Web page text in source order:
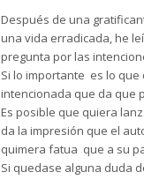
Después de una
una vida erradicada, he
pregunta por las
Si lo importante es lo que
intencionada que da que
Es posible que quiera
da la impresión que el
quimera fatua que a su
Si quedase alguna duda